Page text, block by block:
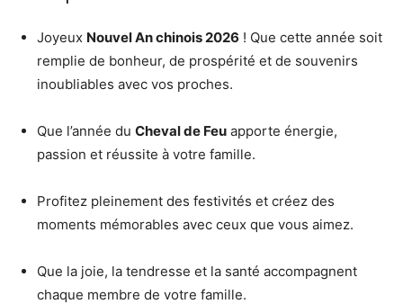
Joyeux Nouvel An chinois 2026 ! Que cette année soit
remplie de bonheur, de prospérité et de souvenirs
inoubliables avec vos proches.
Que l’année du Cheval de Feu apporte énergie,
passion et réussite à votre famille.
Profitez pleinement des festivités et créez des
moments mémorables avec ceux que vous aimez.
Que la joie, la tendresse et la santé accompagnent
chaque membre de votre famille.